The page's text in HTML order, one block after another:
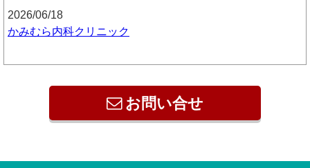
2026/06/18
かみむら内科クリニック
お問い合せ